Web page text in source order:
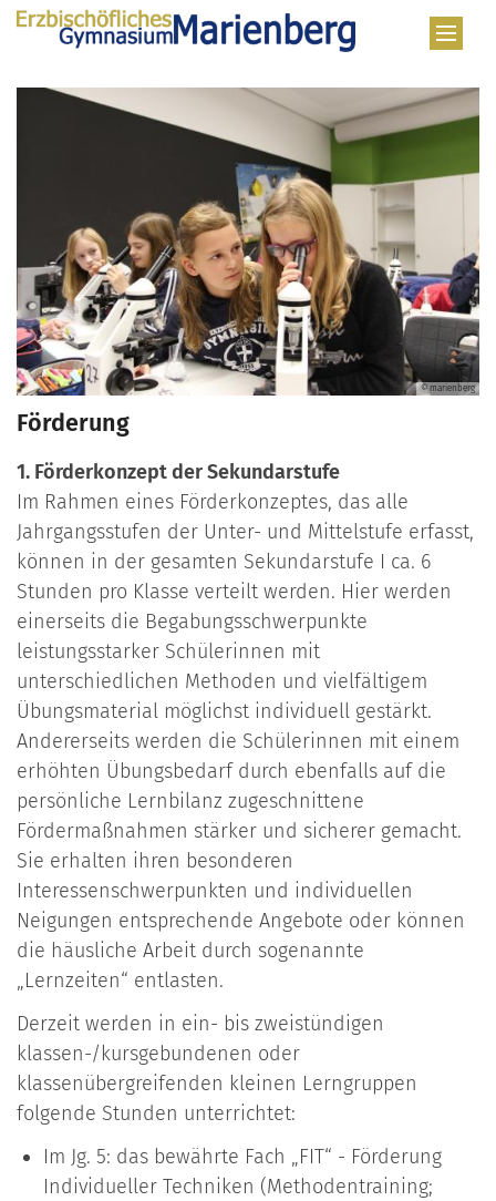
Zum Inhalt springen
© marienberg
Förderung
1. Förderkonzept der Sekundarstufe
Im Rahmen eines Förderkonzeptes, das alle
Jahrgangsstufen der Unter- und Mittelstufe erfasst,
können in der gesamten Sekundarstufe I ca. 6
Stunden pro Klasse verteilt werden. Hier werden
einerseits die Begabungsschwerpunkte
leistungsstarker Schülerinnen mit
unterschiedlichen Methoden und vielfältigem
Übungsmaterial möglichst individuell gestärkt.
Andererseits werden die Schülerinnen mit einem
erhöhten Übungsbedarf durch ebenfalls auf die
persönliche Lernbilanz zugeschnittene
Fördermaßnahmen stärker und sicherer gemacht.
Sie erhalten ihren besonderen
Interessenschwerpunkten und individuellen
Neigungen entsprechende Angebote oder können
die häusliche Arbeit durch sogenannte
„Lernzeiten“ entlasten.
Derzeit werden in ein- bis zweistündigen
klassen-/kursgebundenen oder
klassenübergreifenden kleinen Lerngruppen
folgende Stunden unterrichtet:
Im Jg. 5: das bewährte Fach „FIT“ - Förderung
Individueller Techniken (Methodentraining;